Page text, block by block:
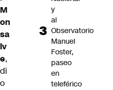
M
on
sa
lv
e,
di
o
y
al
Observatorio
Manuel
Foster,
paseo
en
teleférico